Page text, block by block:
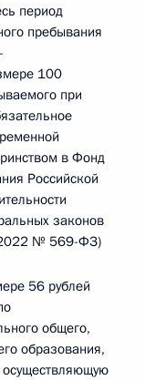
период
пребывания
100
при
в Фонд
Российской
законов
№ 569-ФЗ)
56 рублей
общего,
образования,